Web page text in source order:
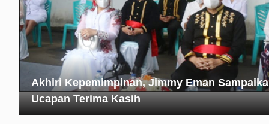
Akhiri Kepemimpinan, Jimmy Eman
Ucapan Terima Kasih